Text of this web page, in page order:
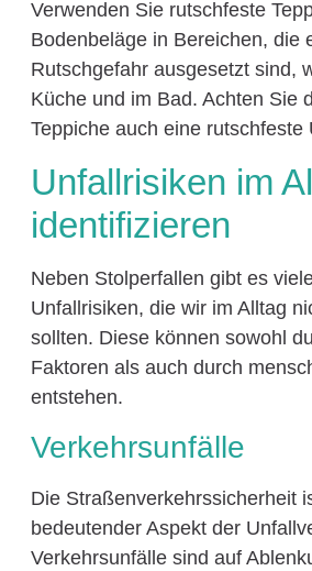
Verwenden Sie rutschfeste
Bodenbeläge in Bereichen, die
Rutschgefahr ausgesetzt sind,
Küche und im Bad. Achten Sie
Teppiche auch eine rutschfeste
Unfallrisiken im
identifizieren
Neben Stolperfallen gibt es
Unfallrisiken, die wir im Alltag
sollten. Diese können sowohl
Faktoren als auch durch
entstehen.
Verkehrsunfälle
Die Straßenverkehrssicherheit
bedeutender Aspekt der
Verkehrsunfälle sind auf